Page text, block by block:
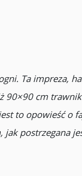
Ta impreza,
90×90 cm
to opowieść o
postrzegana